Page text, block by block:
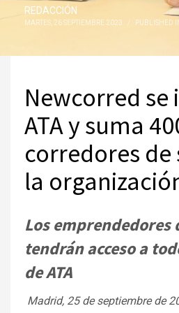
REDACCIÓN
MARTES, 26 SEPTIEMBRE 2023 / PUBLISHED
Newcorred se
ATA y suma
corredores de
la
Los emprendedores
tendrán acceso a
de ATA
Madrid, 25 de septiembrede